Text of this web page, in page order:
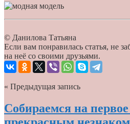
© Данилова Татьяна
Если вам понравилась статья, не
на неё со своими друзьями.
« Предыдущая запись
Собираемся на